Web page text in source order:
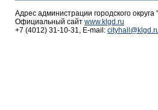
Адрес администрации городского
Официальный сайт www.klgd.ru
+7 (4012) 31-10-31, E-mail: